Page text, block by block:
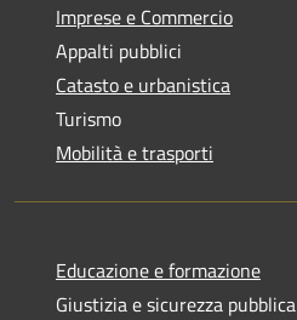
Imprese e Commercio
Appalti pubblici
Catasto e urbanistica
Turismo
Mobilità e trasporti
Educazione e formazione
Giustizia e sicurezza pubblica